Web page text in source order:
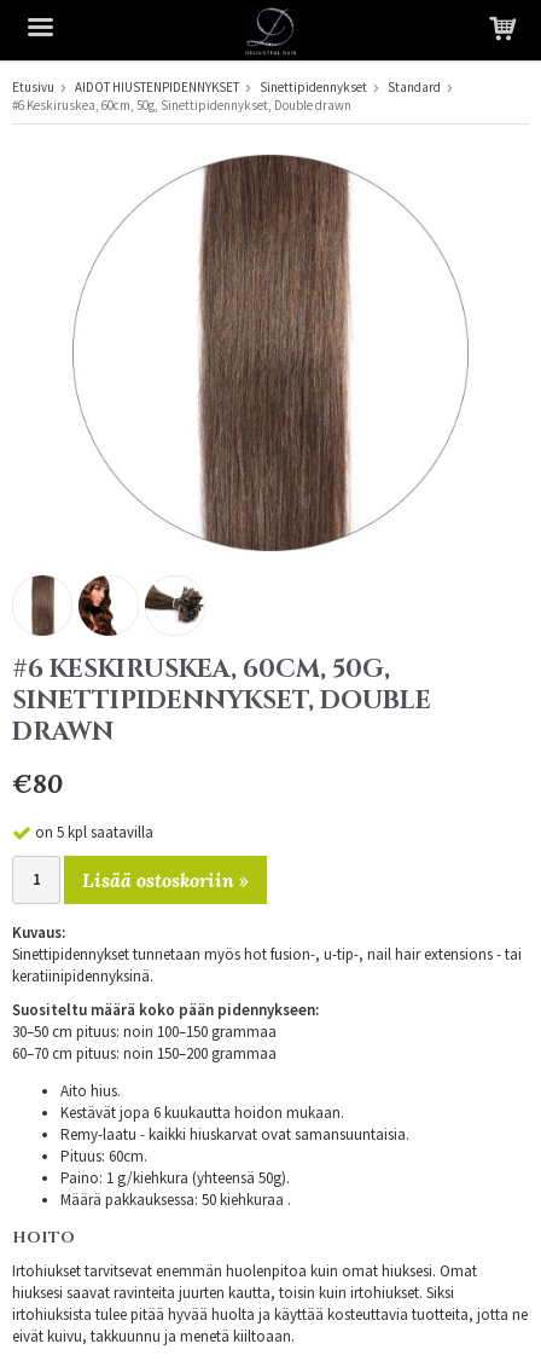
Tuote on lisätty ostoskoriin
Etusivu AIDOT HIUSTENPIDENNYKSET Sinettipidennykset
Standard
#6 Keskiruskea, 60cm, 50g, Sinettipidennykset, Double drawn
#6 KESKIRUSKEA, 60CM, 50G,
SINETTIPIDENNYKSET, DOUBLE
DRAWN
€80
on 5 kpl saatavilla
Lisää ostoskoriin »
Kuvaus:
Sinettipidennykset tunnetaan myös hot fusion-, u-tip-, nail hair extensions - tai
keratiinipidennyksinä.
Suositeltu määrä koko pään pidennykseen:
30–50 cm pituus: noin 100–150 grammaa
60–70 cm pituus: noin 150–200 grammaa
Aito hius.
Kestävät jopa 6 kuukautta hoidon mukaan.
Remy-laatu - kaikki hiuskarvat ovat samansuuntaisia.
Pituus: 60cm.
Paino: 1 g/kiehkura (yhteensä 50g).
Määrä pakkauksessa: 50 kiehkuraa .
HOITO
Irtohiukset tarvitsevat enemmän huolenpitoa kuin omat hiuksesi. Omat
hiuksesi saavat ravinteita juurten kautta, toisin kuin irtohiukset. Siksi
irtohiuksista tulee pitää hyvää huolta ja käyttää kosteuttavia tuotteita, jotta ne
eivät kuivu, takkuunnu ja menetä kiiltoaan.